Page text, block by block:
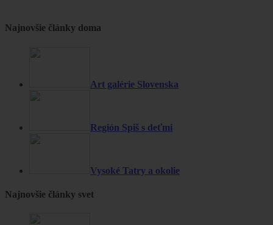
Najnovšie články doma
Art galérie Slovenska
Región Spiš s deťmi
Vysoké Tatry a okolie
Najnovšie články svet